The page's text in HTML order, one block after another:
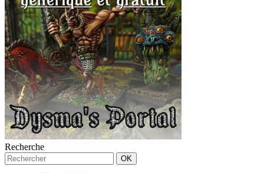
Recherche